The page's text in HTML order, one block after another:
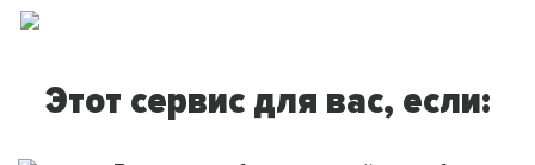
Этот сервис для вас, если: